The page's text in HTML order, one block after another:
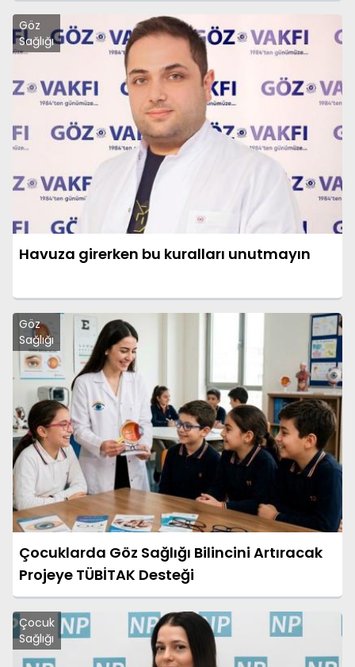
Göz
Sağlığı
Havuza girerken bu kuralları unutmayın
Göz
Sağlığı
Çocuklarda Göz Sağlığı Bilincini Artıracak
Projeye TÜBİTAK Desteği
Çocuk
Sağlığı